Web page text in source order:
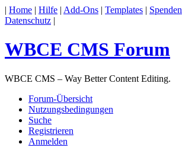
| Home | Hilfe | Add-Ons | Templates | Spenden
Datenschutz |
WBCE CMS Forum
WBCE CMS – Way Better Content Editing.
Forum-Übersicht
Nutzungsbedingungen
Suche
Registrieren
Anmelden